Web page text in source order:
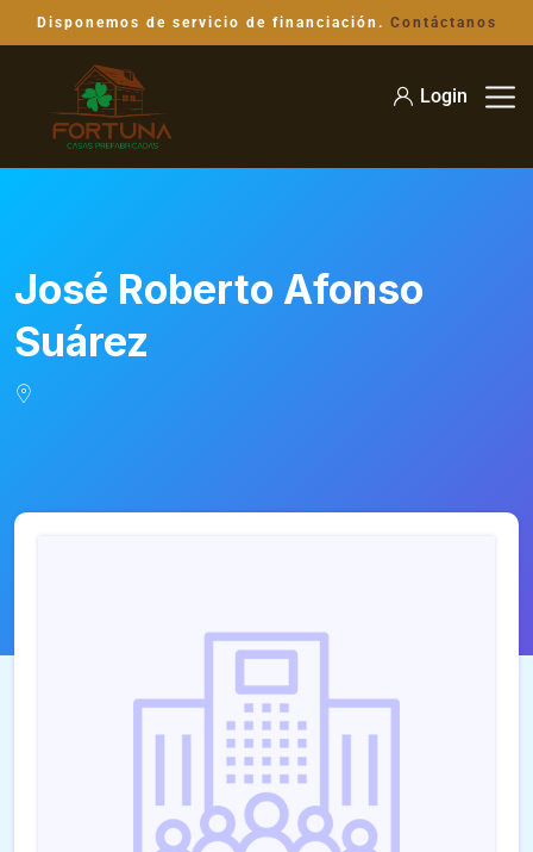
Disponemos de servicio de financiación. Contáctanos
Login
José Roberto Afonso
Suárez